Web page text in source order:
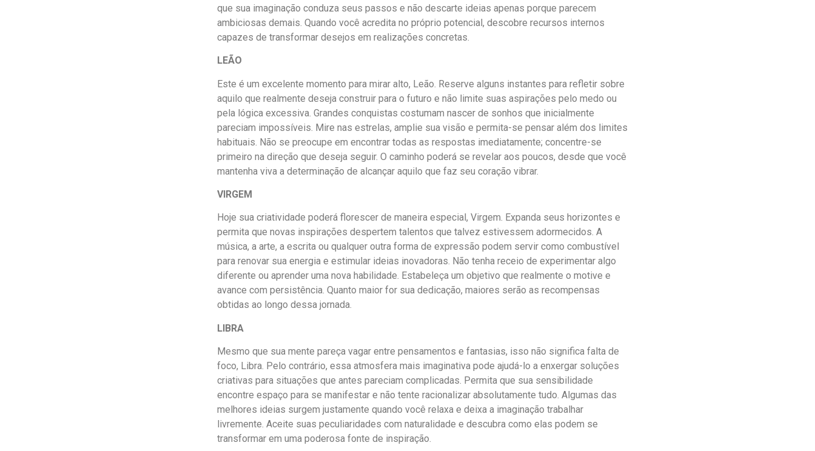
que sua imaginação conduza seus passos e não descarte ideias apenas porque parecem
ambiciosas demais. Quando você acredita no próprio potencial, descobre recursos internos
capazes de transformar desejos em realizações concretas.
LEÃO
Este é um excelente momento para mirar alto, Leão. Reserve alguns instantes para refletir sobre
aquilo que realmente deseja construir para o futuro e não limite suas aspirações pelo medo ou
pela lógica excessiva. Grandes conquistas costumam nascer de sonhos que inicialmente
pareciam impossíveis. Mire nas estrelas, amplie sua visão e permita-se pensar além dos limites
habituais. Não se preocupe em encontrar todas as respostas imediatamente; concentre-se
primeiro na direção que deseja seguir. O caminho poderá se revelar aos poucos, desde que você
mantenha viva a determinação de alcançar aquilo que faz seu coração vibrar.
VIRGEM
Hoje sua criatividade poderá florescer de maneira especial, Virgem. Expanda seus horizontes e
permita que novas inspirações despertem talentos que talvez estivessem adormecidos. A
música, a arte, a escrita ou qualquer outra forma de expressão podem servir como combustível
para renovar sua energia e estimular ideias inovadoras. Não tenha receio de experimentar algo
diferente ou aprender uma nova habilidade. Estabeleça um objetivo que realmente o motive e
avance com persistência. Quanto maior for sua dedicação, maiores serão as recompensas
obtidas ao longo dessa jornada.
LIBRA
Mesmo que sua mente pareça vagar entre pensamentos e fantasias, isso não significa falta de
foco, Libra. Pelo contrário, essa atmosfera mais imaginativa pode ajudá-lo a enxergar soluções
criativas para situações que antes pareciam complicadas. Permita que sua sensibilidade
encontre espaço para se manifestar e não tente racionalizar absolutamente tudo. Algumas das
melhores ideias surgem justamente quando você relaxa e deixa a imaginação trabalhar
livremente. Aceite suas peculiaridades com naturalidade e descubra como elas podem se
transformar em uma poderosa fonte de inspiração.